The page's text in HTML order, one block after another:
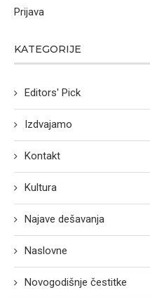
Prijava
KATEGORIJE
Editors' Pick
Izdvajamo
Kontakt
Kultura
Najave dešavanja
Naslovne
Novogodišnje čestitke